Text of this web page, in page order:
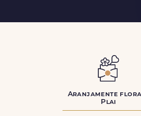
Aranjamente
Plai